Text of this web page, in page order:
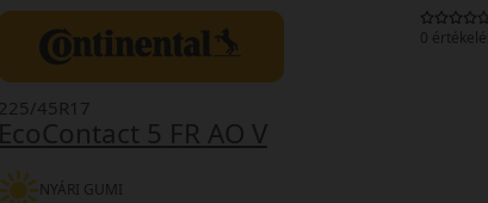
0
EcoContact 5 FR AO V
225/45R17
NYÁRI GUMI